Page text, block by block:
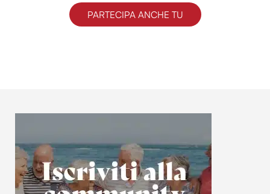
PARTECIPA ANCHE TU